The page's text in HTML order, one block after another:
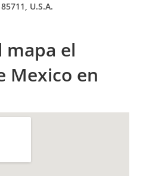
, U.S.A.
mapa el
Mexico en